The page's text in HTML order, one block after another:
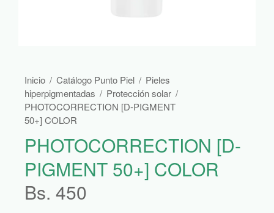
Inicio / Catálogo Punto Piel / Pieles
hiperpigmentadas / Protección solar /
PHOTOCORRECTION [D-PIGMENT
50+] COLOR
PHOTOCORRECTION [D-
PIGMENT 50+] COLOR
Bs. 450